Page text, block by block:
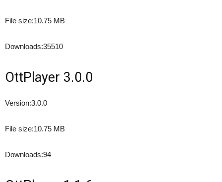
File size:10.75 MB
Downloads:35510
OttPlayer 3.0.0
Version:3.0.0
File size:10.75 MB
Downloads:94